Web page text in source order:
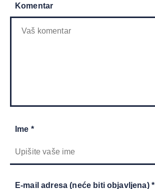
Komentar
Ime *
E-mail adresa (neće biti objavljena) *